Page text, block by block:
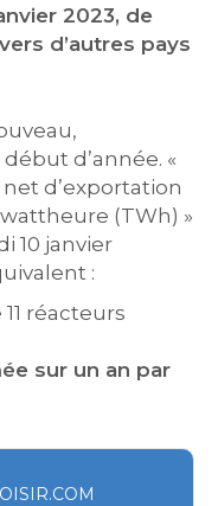
2023, de
d’autres pays
d’année. «
d’exportation
(TWh) »
10 janvier
:
réacteurs
sur un an par